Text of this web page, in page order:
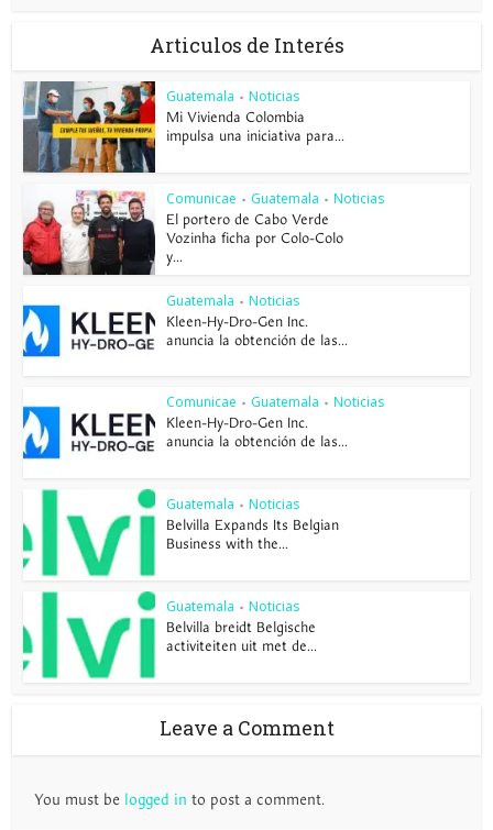
Articulos de Interés
Guatemala • Noticias
Mi Vivienda Colombia
impulsa una iniciativa para...
Comunicae • Guatemala • Noticias
El portero de Cabo Verde
Vozinha ficha por Colo-Colo
y...
Guatemala • Noticias
Kleen-Hy-Dro-Gen Inc.
anuncia la obtención de las...
Comunicae • Guatemala • Noticias
Kleen-Hy-Dro-Gen Inc.
anuncia la obtención de las...
Guatemala • Noticias
Belvilla Expands Its Belgian
Business with the...
Guatemala • Noticias
Belvilla breidt Belgische
activiteiten uit met de...
Leave a Comment
You must be logged in to post a comment.